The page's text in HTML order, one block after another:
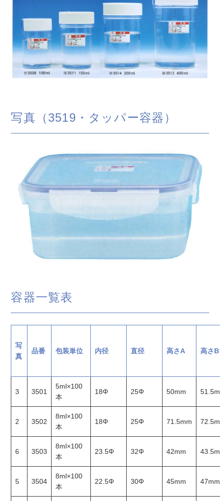
写真（3519・タッパー容器）
容器一覧表
写
真
品番 包装単位 内径 直径 高さA 高さB
3 3501
5ml×100
本
18Φ 25Φ 50mm
2 3502
8ml×100
本
18Φ 25Φ 71.5mm
6 3503
8ml×100
本
23.5Φ 32Φ 42mm
5 3504
8ml×100
本
22.5Φ 30Φ 45mm 47mm